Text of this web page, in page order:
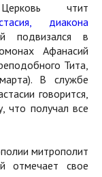
чтит
диакона
подвизался в
Афанасий
Тита,
В службе
говорится,
что получал все
митрополит
отмечает свое